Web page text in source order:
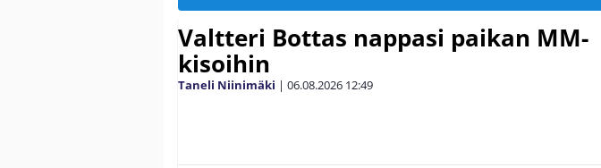
Valtteri Bottas nappasi paikan MM-
kisoihin
Taneli Niinimäki | 06.08.2026 12:49